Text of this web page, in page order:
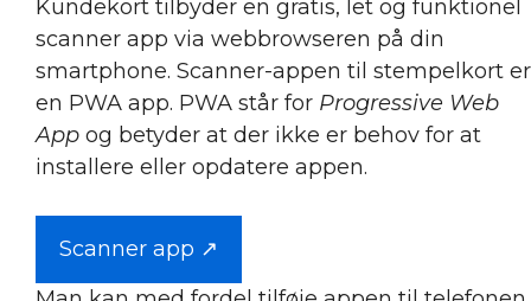
Kundekort tilbyder en gratis, let og funktionel
scanner app via webbrowseren på din
smartphone. Scanner-appen til stempelkort er
en PWA app. PWA står for Progressive Web
App og betyder at der ikke er behov for at
installere eller opdatere appen.
Scanner app ↗